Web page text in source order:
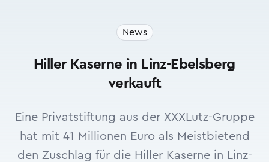
News
Hiller Kaserne in Linz-Ebelsberg
verkauft
Eine Privatstiftung aus der XXXLutz-Gruppe
hat mit 41 Millionen Euro als Meistbietend
den Zuschlag für die Hiller Kaserne in Linz-